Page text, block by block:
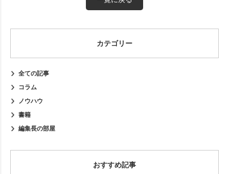
カテゴリー
全ての記事
コラム
ノウハウ
書籍
編集長の部屋
おすすめ記事